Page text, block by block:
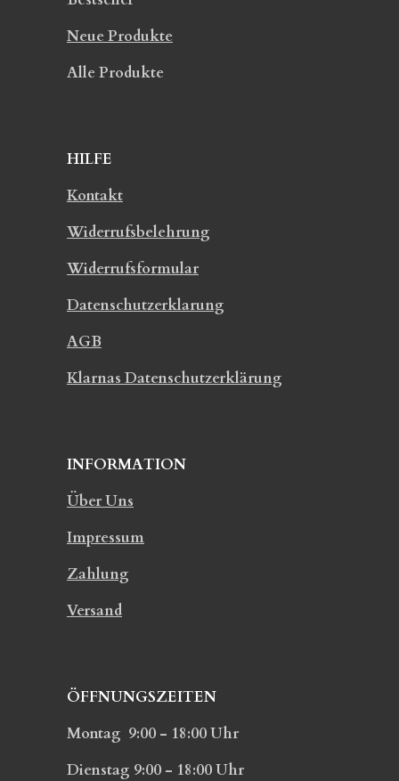
Neue Produkte
Alle Produkte
HILFE
Kontakt
Widerrufsbelehrung
Widerrufsformular
Datenschutzerklarung
AGB
Klarnas Datenschutzerklärung
INFORMATION
Über Uns
Impressum
Zahlung
Versand
ÖFFNUNGSZEITEN
Montag 9:00 - 18:00 Uhr
Dienstag 9:00 - 18:00 Uhr